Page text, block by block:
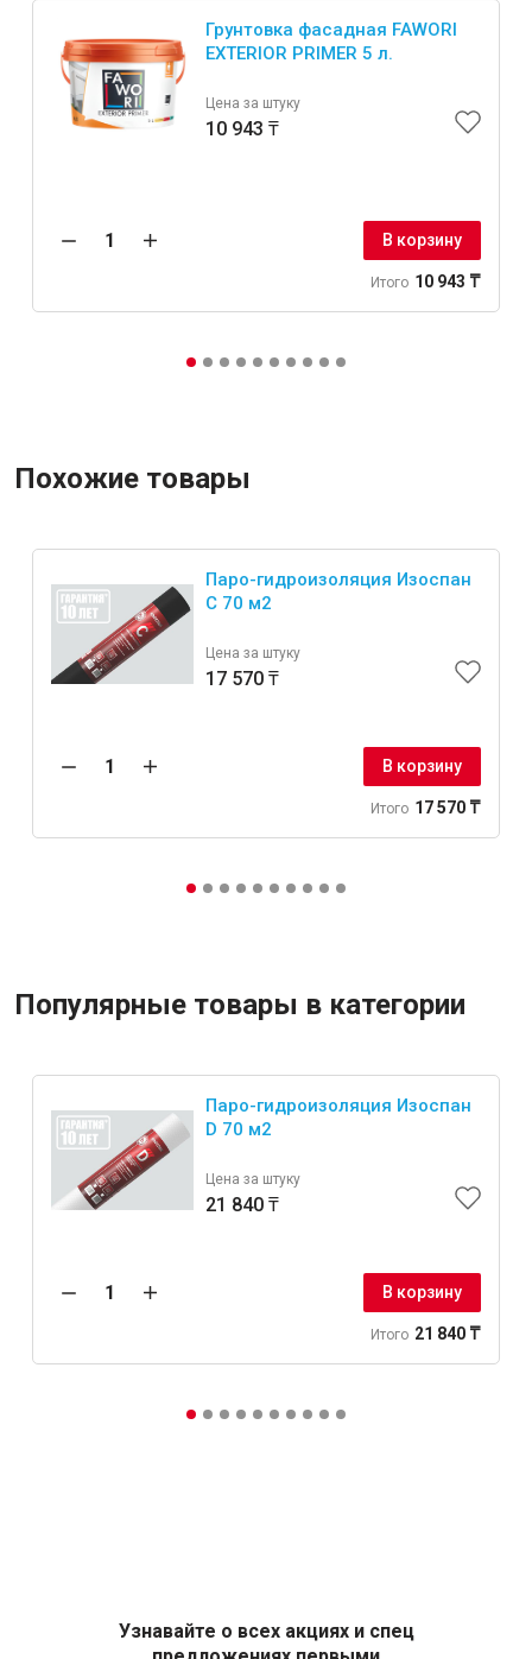
Грунтовка фасадная FAWORI
EXTERIOR PRIMER 5 л.
Цена за штуку
10 943 ₸
В корзину
Итого 10 943 ₸
Похожие товары
Паро-гидроизоляция Изоспан
C 70 м2
Цена за штуку
17 570 ₸
В корзину
Итого 17 570 ₸
Популярные товары в категории
Паро-гидроизоляция Изоспан
D 70 м2
Цена за штуку
21 840 ₸
В корзину
Итого 21 840 ₸
Узнавайте о всех акциях и спец